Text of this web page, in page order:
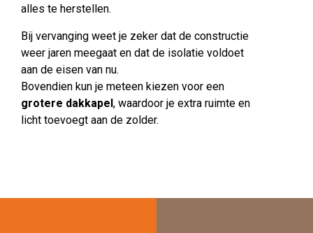
alles te herstellen.
Bij vervanging weet je zeker dat de constructie
weer jaren meegaat en dat de isolatie voldoet
aan de eisen van nu.
Bovendien kun je meteen kiezen voor een
grotere dakkapel, waardoor je extra ruimte en
licht toevoegt aan de zolder.